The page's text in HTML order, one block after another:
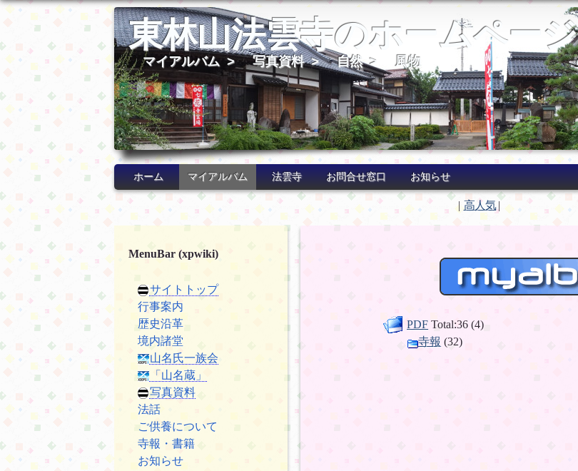
東林山法雲寺のホームページ
マイアルバム > 写真資料> 自然> 風物
ホーム マイアルバム 法雲寺 お問合せ窓口 お知らせ
|高人気|
PDF Total:36 (4)
寺報 (32)
MenuBar (xpwiki)
サイトトップ
行事案内
歴史沿革
境内諸堂
山名氏一族会
「山名蔵」
写真資料
法話
ご供養について
寺報・書籍
お知らせ